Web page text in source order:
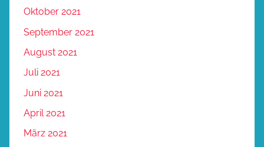
Oktober 2021
September 2021
August 2021
Juli 2021
Juni 2021
April 2021
März 2021